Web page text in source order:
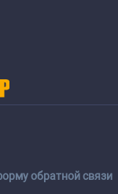
обратной связи